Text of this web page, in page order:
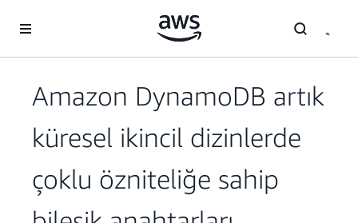
Amazon DynamoDB artık
küresel ikincil dizinlerde
çoklu özniteliğe sahip